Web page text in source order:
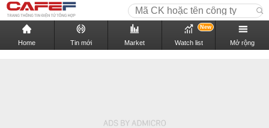
Home Tin mới Market Watch list
New
Mở rộng